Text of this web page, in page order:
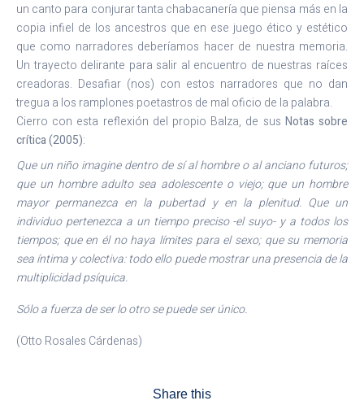
un canto para conjurar tanta chabacanería que piensa más en la
copia infiel de los ancestros que en ese juego ético y estético
que como narradores deberíamos hacer de nuestra memoria.
Un trayecto delirante para salir al encuentro de nuestras raíces
creadoras. Desafiar (nos) con estos narradores que no dan
tregua a los ramplones poetastros de mal oficio de la palabra.
Cierro con esta reflexión del propio Balza, de sus Notas sobre
crítica (2005):
Que un niño imagine dentro de sí al hombre o al anciano futuros;
que un hombre adulto sea adolescente o viejo; que un hombre
mayor permanezca en la pubertad y en la plenitud. Que un
individuo pertenezca a un tiempo preciso -el suyo- y a todos los
tiempos; que en él no haya límites para el sexo; que su memoria
sea íntima y colectiva: todo ello puede mostrar una presencia de la
multiplicidad psíquica.
Sólo a fuerza de ser lo otro se puede ser único.
(Otto Rosales Cárdenas)
Share this